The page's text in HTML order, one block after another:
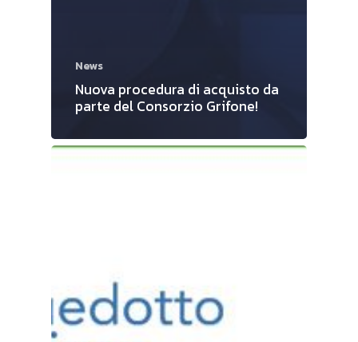
News
Nuova procedura di acquisto da
parte del Consorzio Grifone!